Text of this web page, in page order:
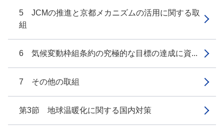
5 JCMの推進と京都メカニズムの活用に関する取
組
6 気候変動枠組条約の究極的な目標の達成に資...
7 その他の取組
第3節 地球温暖化に関する国内対策